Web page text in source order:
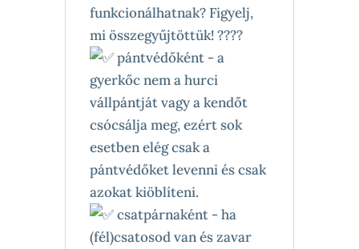
funkcionálhatnak? Figyelj,
mi összegyűjtöttük! ????
pántvédőként - a
gyerkőc nem a hurci
vállpántját vagy a kendőt
csócsálja meg, ezért sok
esetben elég csak a
pántvédőket levenni és csak
azokat kiöblíteni.
csatpárnaként - ha
(fél)csatosod van és zavar